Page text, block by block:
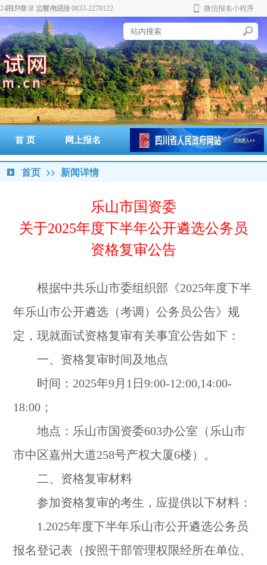
用户登录 用户注册
监督电话：0833-2278122 微信报名小程序
创
新
首 页 网上报名 准考证打印 通知书打印
成绩查询 政策法规
首页 新闻详情
乐山市国资委
关于2025年度下半年公开遴选公务员
资格复审公告
根据中共乐山市委组织部《2025年度下半
年乐山市公开遴选（考调）公务员公告》规
定，现就面试资格复审有关事宜公告如下：
一、资格复审时间及地点
时间：2025年9月1日9:00-12:00,14:00-
18:00；
地点：乐山市国资委603办公室（乐山市
市中区嘉州大道258号产权大厦6楼）。
二、资格复审材料
参加资格复审的考生，应提供以下材料：
1.2025年度下半年乐山市公开遴选公务员
报名登记表（按照干部管理权限经所在单位、